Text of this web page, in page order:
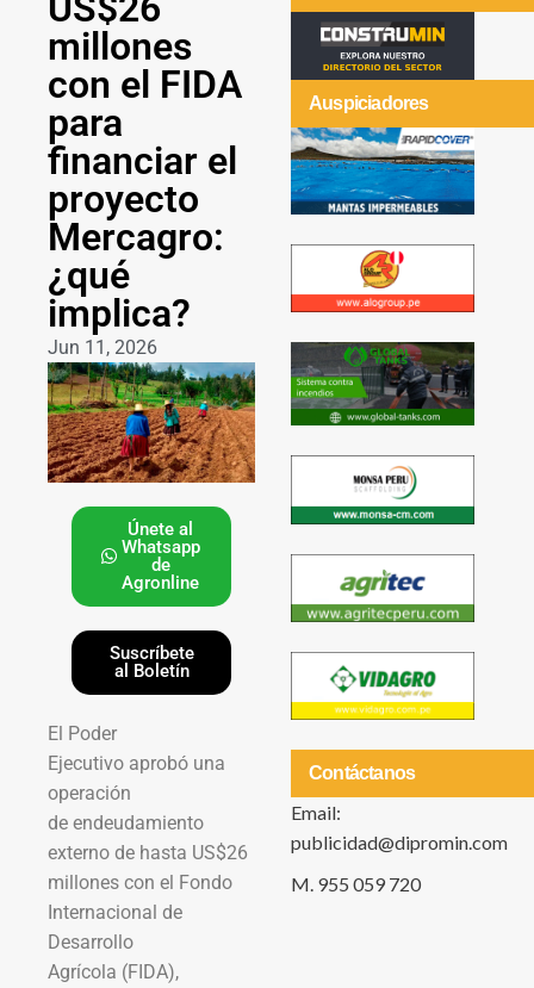
millones
con el FIDA
para
financiar el
proyecto
Mercagro:
¿qué
implica?
Jun 11, 2026
Únete al
Whatsapp
de
Agronline
Suscríbete
al Boletín
El Poder
Ejecutivo aprobó una
operación
de endeudamiento
externo de hasta US$26
millones con el Fondo
Internacional de
Desarrollo
Agrícola (FIDA),
Auspiciadores
Contáctanos
Email:
publicidad@dipromin.com
M. 955 059 720